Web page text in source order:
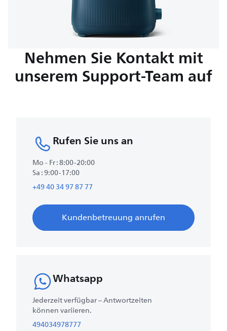
Nehmen Sie Kontakt mit
unserem Support-Team auf
Rufen Sie uns an
Mo - Fr : 8:00-20:00
Sa : 9:00-17:00
+49 40 34 97 87 77
Kundenbetreuung anrufen
Whatsapp
Jederzeit verfügbar – Antwortzeiten
können variieren.
494034978777